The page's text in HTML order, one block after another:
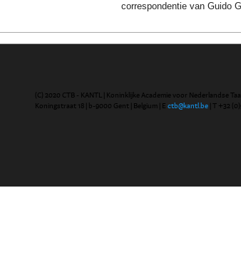
correspondentie van Guido
(C) 2020 CTB - KANTL | Koninklijke Academie voor Nederlandse
Koningstraat 18 | b-9000 Gent | Belgium | Ectb@kantl.be | T +32